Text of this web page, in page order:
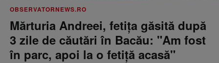
OBSERVATORNEWS.RO
Mărturia Andreei, fetiţa găsită după
3 zile de căutări în Bacău: "Am fost
în parc, apoi la o fetiţă acasă"